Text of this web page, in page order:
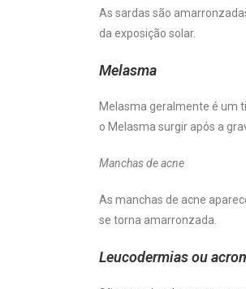
As sardas são
da exposição solar.
Melasma
Melasma geralmente é um
o Melasma surgir após a
Manchas de acne
As manchas de acne
se torna amarronzada.
Leucodermias ou